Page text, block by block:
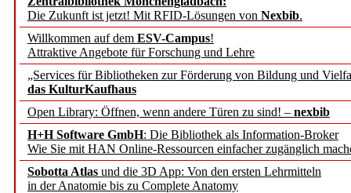
Die Zukunft ist jetzt! Mit RFID-Lösungen von Nexbib.
Willkommen auf dem ESV-Campus!
Attraktive Angebote für Forschung und Lehre
„Services für Bibliotheken zur Förderung von Bildung und
das KulturKaufhaus
Open Library: Öffnen, wenn andere Türen zu sind! – nexbib
H+H Software GmbH: Die Bibliothek als Information-Broker
Wie Sie mit HAN Online-Ressourcen einfacher zugänglich
Sobotta Atlas und die 3D App: Von den ersten Lehrmitteln
in der Anatomie bis zu Complete Anatomy
besser zu verstehen
„Leitbegriffe der
des BIÖG erscheinen
jedem Experiment